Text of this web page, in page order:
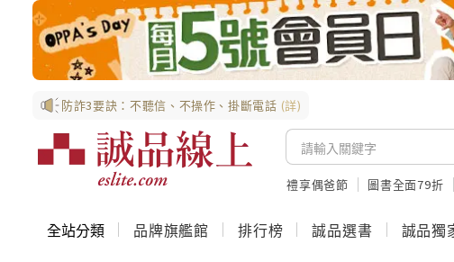
防詐3要訣：不聽信、不操作、掛斷電話 (詳)
禮享偶爸節 圖書全面79折
全站分類 品牌旗艦館 排行榜 誠品選書 誠品獨